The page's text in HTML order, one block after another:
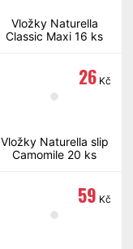
Vložky Naturella
Classic Maxi 16 ks
26 Kč
Vložky Naturella slip
Camomile 20 ks
59 Kč